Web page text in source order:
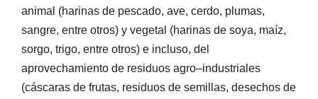
animal (harinas de pescado, ave, cerdo, plumas,
sangre, entre otros) y vegetal (harinas de soya, maíz,
sorgo, trigo, entre otros) e incluso, del
aprovechamiento de residuos agro–industriales
(cáscaras de frutas, residuos de semillas, desechos de